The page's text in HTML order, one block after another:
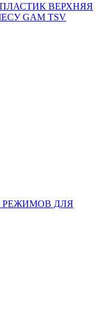
ПЛАСТИК ВЕРХНЯЯ
GAM TSV
РЕЖИМОВ ДЛЯ